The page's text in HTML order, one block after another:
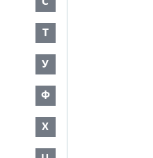
Т
У
Ф
Х